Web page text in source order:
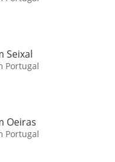
Seixal
Portugal
Oeiras
Portugal